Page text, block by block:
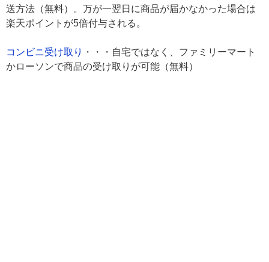
送方法（無料）。万が一翌日に商品が届かなかった場合は
楽天ポイントが5倍付与される。
コンビニ受け取り
・・・自宅ではなく、ファミリーマート
かローソンで商品の受け取りが可能（無料）